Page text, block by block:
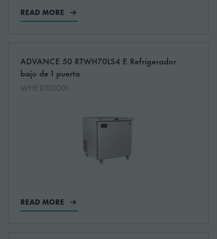
READ MORE
ADVANCE 50 RTWH70LS4 E Refrigerador
bajo de 1 puerta
WHE81110001
READ MORE
More information about: undefined